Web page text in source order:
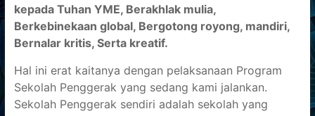
kepada Tuhan YME, Berakhlak mulia,
Berkebinekaan global, Bergotong royong, mandiri,
Bernalar kritis, Serta kreatif.
Hal ini erat kaitanya dengan pelaksanaan Program
Sekolah Penggerak yang sedang kami jalankan.
Sekolah Penggerak sendiri adalah sekolah yang